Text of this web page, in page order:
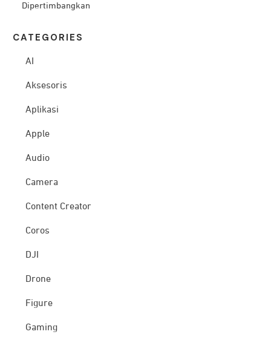
Dipertimbangkan
CATEG ORIES
AI
Aksesoris
Aplikasi
Apple
Audio
Camera
Content Creator
Coros
DJI
Drone
Figure
Gaming